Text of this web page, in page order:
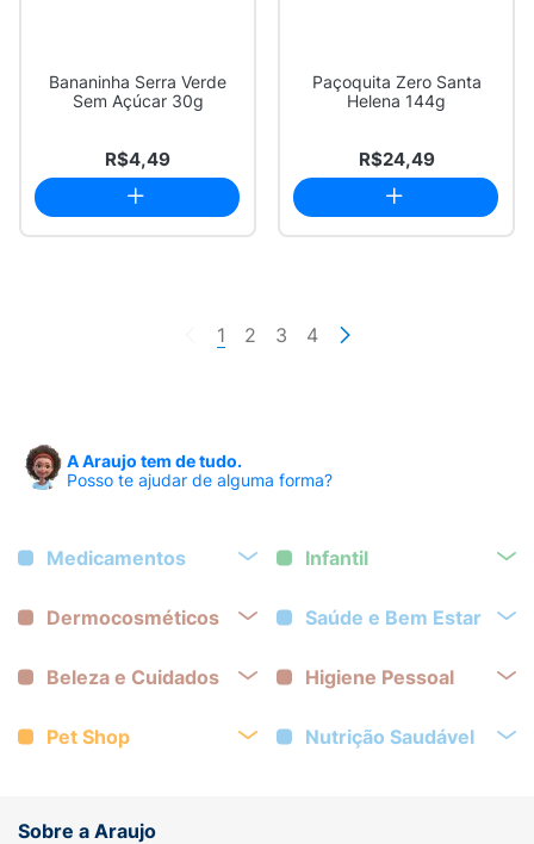
Bananinha Serra Verde
Sem Açúcar 30g
R$4,49
Paçoquita Zero Santa
Helena 144g
R$24,49
1 2 3 4
A Araujo tem de tudo.
Posso te ajudar de alguma forma?
Medicamentos Infantil
Dermocosméticos Saúde e Bem Estar
Beleza e Cuidados Higiene Pessoal
Pet Shop Nutrição Saudável
Sobre a Araujo